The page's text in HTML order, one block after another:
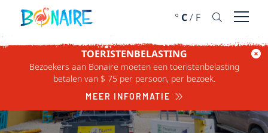
DOORGAAN NAAR ARTIKEL
° C/ F Menu
TOERISTENBELASTING
Bezoekers aan Bonaire moeten een toeristenbelasting
betalen van $ 75 per persoon, per bezoek.
MEER INFORMATIE
TROPICAL DIVERS
RESORT